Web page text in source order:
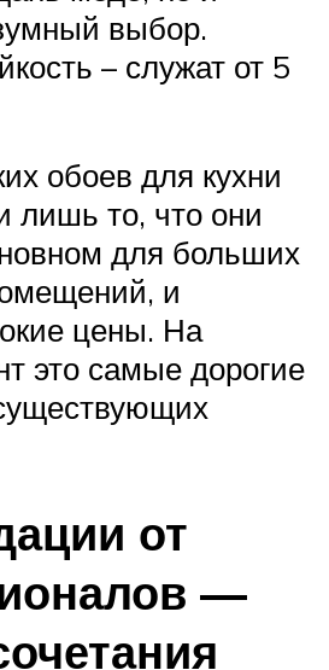
выбор.
– служат от 5
обоев для кухни
лишь то, что они
для больших
и
цены. На
это самые дорогие
от
—